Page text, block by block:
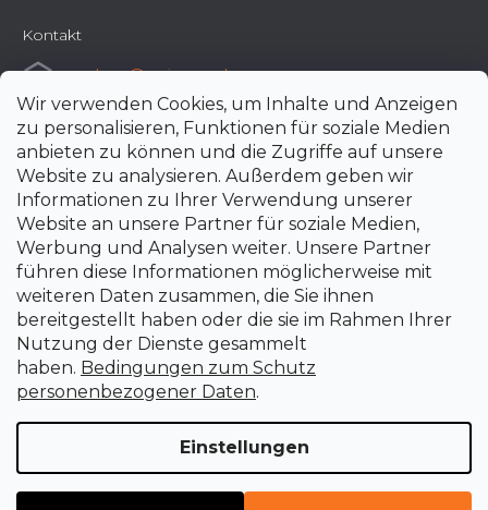
Wir verwenden Cookies, um Inhalte und Anzeigen
zu personalisieren, Funktionen für soziale Medien
anbieten zu können und die Zugriffe auf unsere
Website zu analysieren. Außerdem geben wir
Informationen zu Ihrer Verwendung unserer
Website an unsere Partner für soziale Medien,
Werbung und Analysen weiter. Unsere Partner
führen diese Informationen möglicherweise mit
weiteren Daten zusammen, die Sie ihnen
bereitgestellt haben oder die sie im Rahmen Ihrer
Nutzung der Dienste gesammelt
haben. Bedingungen zum Schutz
personenbezogener Daten.
Einstellungen
Kontakt
e-shop@uni-max.de
+420 266 190 190
Erstellt von Shoptet Premium